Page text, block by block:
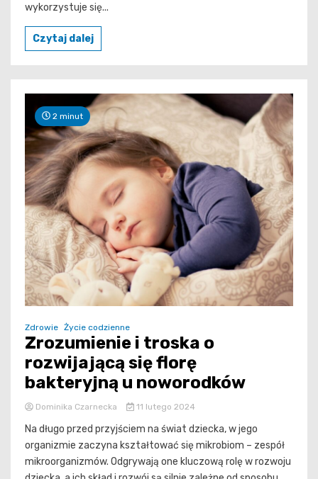
wykorzystuje się...
Czytaj dalej
2 minut
Zdrowie Życie codzienne
Zrozumienie i troska o
rozwijającą się florę
bakteryjną u noworodków
Dominika Czarnecka 11 lutego 2024
Na długo przed przyjściem na świat dziecka, w jego
organizmie zaczyna kształtować się mikrobiom – zespół
mikroorganizmów. Odgrywają one kluczową rolę w rozwoju